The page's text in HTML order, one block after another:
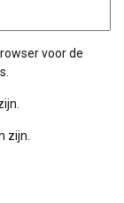
voor de
zijn.